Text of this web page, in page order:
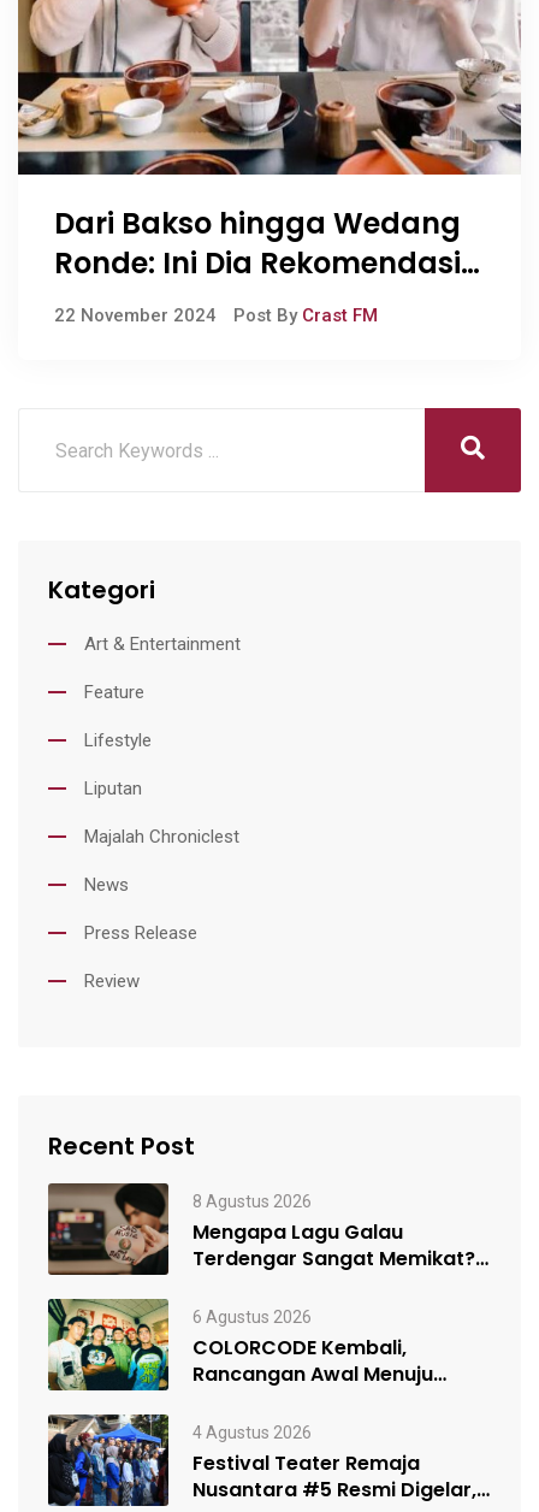
Dari Bakso hingga Wedang
Ronde: Ini Dia Rekomendasi
Santapan Cocok Saat Hujan
22 November 2024 Post By Crast FM
Kategori
Art & Entertainment
Feature
Lifestyle
Liputan
Majalah Chroniclest
News
Press Release
Review
Recent Post
8 Agustus 2026
Mengapa Lagu Galau
Terdengar Sangat Memikat?
6 Agustus 2026
COLORCODE Kembali,
Rancangan Awal Menuju
4 Agustus 2026
Festival Teater Remaja
Nusantara #5 Resmi Digelar,